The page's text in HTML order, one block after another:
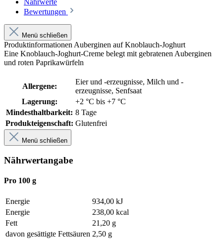
Bewertungen
Menü schließen
Produktinformationen Auberginen auf Knoblauch-Joghurt
Eine Knoblauch-Joghurt-Creme belegt mit gebratenen Auberginen
und roten Paprikawürfeln
Allergene:
Eier und -erzeugnisse, Milch und -
erzeugnisse, Senfsaat
Lagerung:
+2 °C bis +7 °C
Mindesthaltbarkeit: 8 Tage
Produkteigenschaft: Glutenfrei
Menü schließen
Nährwertangabe
Pro 100 g
Energie
934,00 kJ
Energie
238,00 kcal
Fett
21,20 g
davon gesättigte Fettsäuren 2,50 g